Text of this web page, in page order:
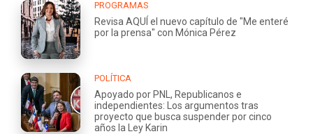
PROGRAMAS
Revisa AQUÍ el nuevo capítulo de "Me enteré
por la prensa" con Mónica Pérez
POLÍTICA
Apoyado por PNL, Republicanos e
independientes: Los argumentos tras
proyecto que busca suspender por cinco
años la Ley Karin